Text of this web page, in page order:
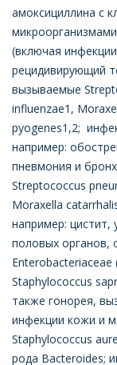
амоксициллина с
(включая
рецидивирующий
вызываемые
influenzae1,
pyogenes1,2;
например:
пневмония и
Streptococcus
Moraxella
например: цистит,
половых органов,
Staphylococcus
также гонорея,
инфекции кожи и
Staphylococcus
рода Bacteroides;